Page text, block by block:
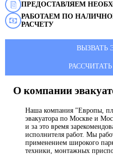
ПРЕДОСТАВЛЯЕМ
РАБОТАЕМ ПО
РАСЧЕТУ
ВЫЗВАТЬ
О компании
Наша компания "Европы,
эвакуатора по Москве и
и за это время
исполнителя работ. Мы
применением широкого
техники, монтажных